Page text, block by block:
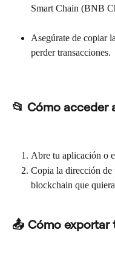
Smart Chain (BNB
Asegúrate de copiar
perder transacciones.
📂 Cómo acceder
Abre tu aplicación o
Copia la dirección
blockchain que
📤 Cómo exportar